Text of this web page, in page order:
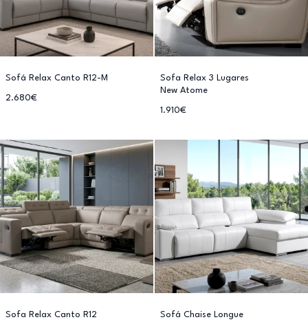
Sofá Relax Canto R12-M
2.680€
Sofa Relax 3 Lugares
New Atome
1.910€
Sofa Relax Canto R12
Sofá Chaise Longue